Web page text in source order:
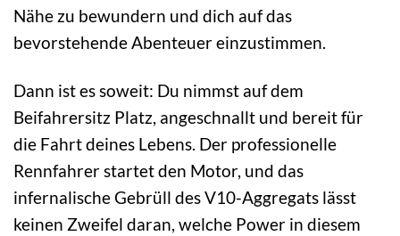
Nähe zu bewundern und dich auf das
bevorstehende Abenteuer einzustimmen.
Dann ist es soweit: Du nimmst auf dem
Beifahrersitz Platz, angeschnallt und bereit für
die Fahrt deines Lebens. Der professionelle
Rennfahrer startet den Motor, und das
infernalische Gebrüll des V10-Aggregats lässt
keinen Zweifel daran, welche Power in diesem